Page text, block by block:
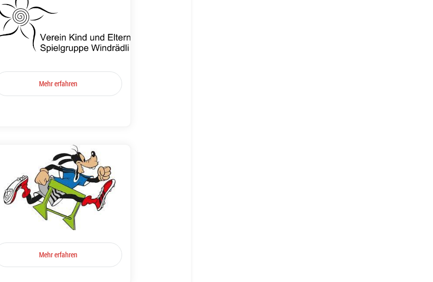
Mehr erfahren
Mehr erfahren